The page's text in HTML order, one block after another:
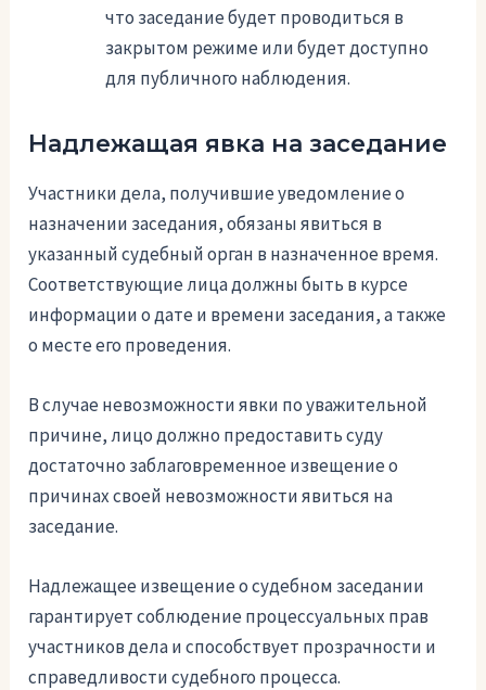
что заседание будет проводиться в
закрытом режиме или будет доступно
для публичного наблюдения.
Надлежащая явка на заседание
Участники дела, получившие уведомление о
назначении заседания, обязаны явиться в
указанный судебный орган в назначенное время.
Соответствующие лица должны быть в курсе
информации о дате и времени заседания, а также
о месте его проведения.
В случае невозможности явки по уважительной
причине, лицо должно предоставить суду
достаточно заблаговременное извещение о
причинах своей невозможности явиться на
заседание.
Надлежащее извещение о судебном заседании
гарантирует соблюдение процессуальных прав
участников дела и способствует прозрачности и
справедливости судебного процесса.